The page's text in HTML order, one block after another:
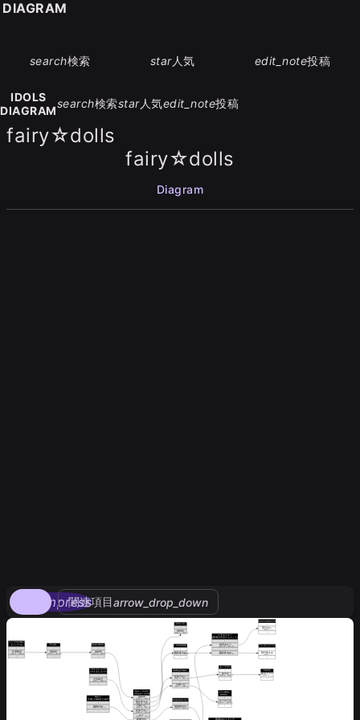
search検索 star人気 edit_note投稿
IDOLS
DIAGRAM
search検索star人気edit_note投稿
fairy☆dolls
fairy☆dolls
Diagram
compress
関連項目arrow_drop_down